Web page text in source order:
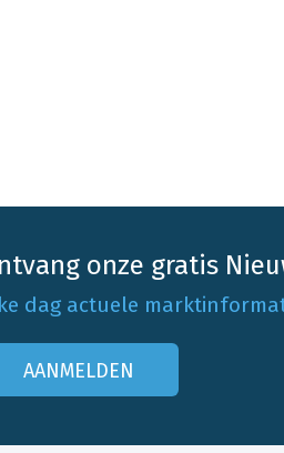
onze gratis
dag actuele
AANMELDEN